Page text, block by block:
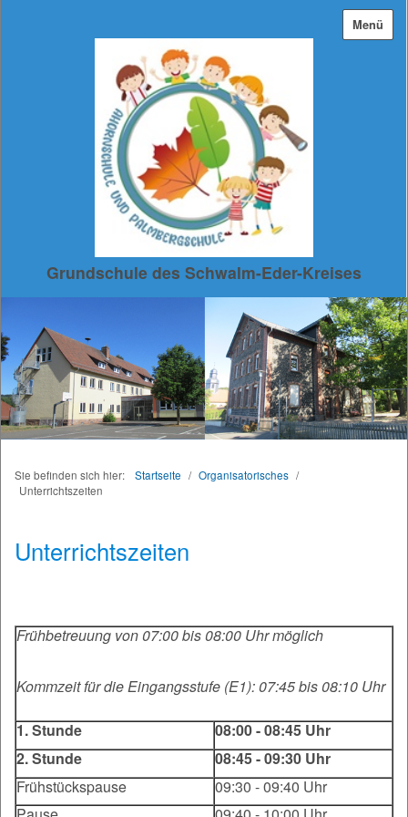
Menü
Grundschule des Schwalm-Eder-Kreises
Sie befinden sich hier: Startseite / Organisatorisches /
Unterrichtszeiten
Unterrichtszeiten
Frühbetreuung von 07:00 bis 08:00 Uhr möglich
Kommzeit für die Eingangsstufe (E1): 07:45 bis 08:10 Uhr
1. Stunde
08:00 - 08:45 Uhr
2. Stunde
08:45 - 09:30 Uhr
Frühstückspause
09:30 - 09:40 Uhr